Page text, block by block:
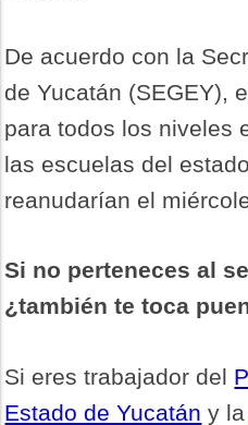
De acuerdo con la
de Yucatán (SEGEY),
para todos los niveles
las escuelas del
reanudarían el
Si no perteneces al
¿también te toca
Si eres trabajador del
Estado de Yucatán y la